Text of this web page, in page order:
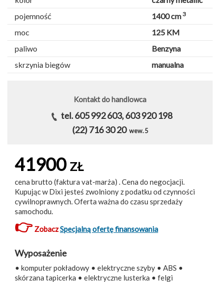
pojemność
1400 cm 3
moc
125 KM
paliwo
Benzyna
skrzynia biegów
manualna
Kontakt do handlowca
tel. 605 992 603, 603 920 198
(22) 716 30 20 wew. 5
41900 ZŁ
cena brutto (faktura vat-marża) . Cena do negocjacji.
Kupując w Dixi jesteś zwolniony z podatku od czynności
cywilnoprawnych. Oferta ważna do czasu sprzedaży
samochodu.
👉ZobaczSpecjalną ofertę finansowania
Wyposażenie
• komputer pokładowy • elektryczne szyby • ABS •
skórzana tapicerka • elektryczne lusterka • felgi